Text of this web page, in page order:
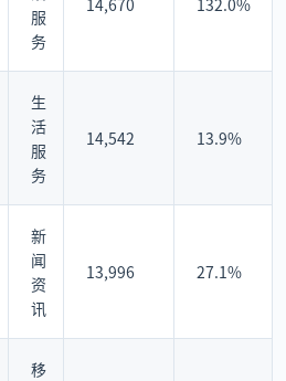
服
务
14,670 132.0%
生
活
服
务
14,542 13.9%
新
闻
资
讯
13,996 27.1%
移